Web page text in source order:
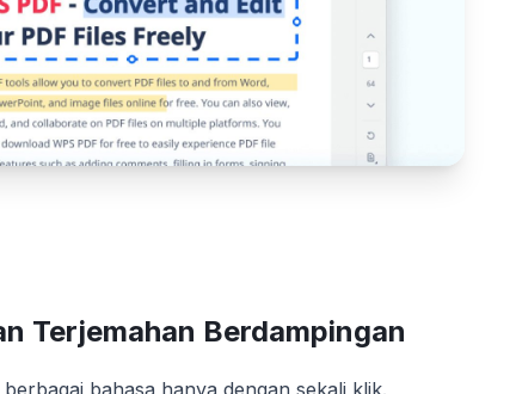
Terjemahan Berdampingan
bahasa hanya dengan sekali klik.